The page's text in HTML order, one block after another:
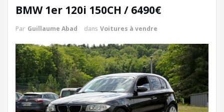
BMW 1er 120i 150CH / 6490€
Par Guillaume Abad dans Voitures à vendre